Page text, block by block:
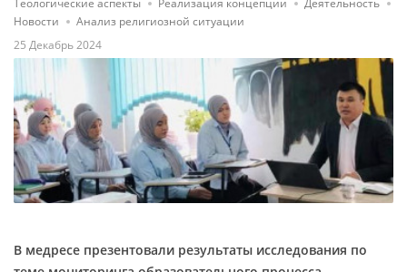
Теологические аспекты Реализация концепции
Деятельность
Новости
Анализ религиозной ситуации
25 Декабрь 2024
В медресе презентовали результаты исследования по